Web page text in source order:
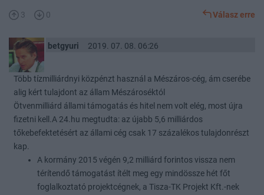
3 0 Válasz erre
betgyuri 2019. 07. 08. 06:26
Több tízmilliárdnyi közpénzt használ a Mészáros-cég, ám cserébe
alig kért tulajdont az állam Mészároséktól
Ötvenmilliárd állami támogatás és hitel nem volt elég, most újra
fizetni kell.A 24.hu megtudta: az újabb 5,6 milliárdos
tőkebefektetésért az állami cég csak 17 százalékos tulajdonrészt
kap.
A kormány 2015 végén 9,2 milliárd forintos vissza nem
térítendő támogatást ítélt meg egy mindössze hét főt
foglalkoztató projektcégnek, a Tisza-TK Projekt Kft.-nek